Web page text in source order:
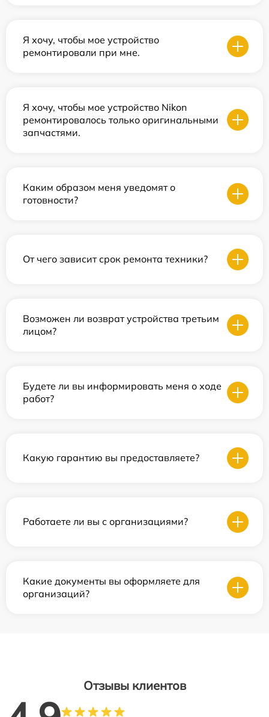
Я хочу, чтобы мое устройство
ремонтировали при мне.
Я хочу, чтобы мое устройство Nikon
ремонтировалось только оригинальными
запчастями.
Каким образом меня уведомят о
готовности?
От чего зависит срок ремонта техники?
Возможен ли возврат устройства третьим
лицом?
Будете ли вы информировать меня о ходе
работ?
Какую гарантию вы предоставляете?
Работаете ли вы с организациями?
Какие документы вы оформляете для
организаций?
Отзывы клиентов